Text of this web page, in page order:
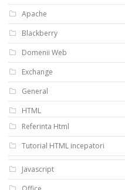
Apache
Blackberry
Domenii Web
Exchange
General
HTML
Referinta Html
Tutorial HTML incepatori
Javascript